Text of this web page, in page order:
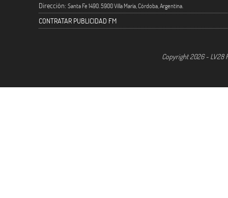
Dirección: Santa Fe 1490. 5900 Villa María, Córdoba, Argentina.
CONTRATAR PUBLICIDAD FM
Copyright 2026 - LV28